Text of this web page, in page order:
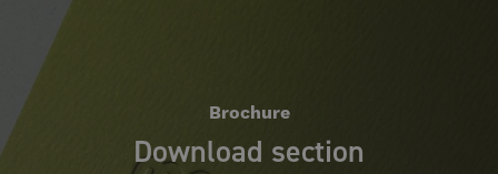
Brochure
Download section